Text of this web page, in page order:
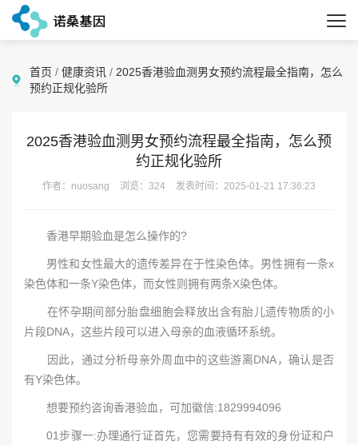
首页 / 健康资讯 / 2025香港验血测男女预约流程最全指南，怎么
预约正规化验所
2025香港验血测男女预约流程最全指南，怎么预
约正规化验所
作者：nuosang 浏览：324 发表时间：2025-01-21 17:36:23
香港早期验血是怎么操作的?
男性和女性最大的遗传差异在于性染色体。男性拥有一条x
染色体和一条Y染色体，而女性则拥有两条X染色体。
在怀孕期间部分胎盘细胞会释放出含有胎儿遗传物质的小
片段DNA，这些片段可以进入母亲的血液循环系统。
因此，通过分析母亲外周血中的这些游离DNA，确认是否
有Y染色体。
想要预约咨询香港验血，可加徽信:1829994096
01步骤一:办理通行证首先，您需要持有有效的身份证和户